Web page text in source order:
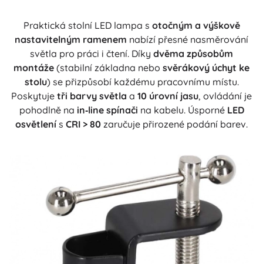
Praktická stolní LED lampa s otočným a výškově
nastavitelným ramenem nabízí přesné nasměrování
světla pro práci i čtení. Díky dvěma způsobům
montáže (stabilní základna nebo svěrákový úchyt ke
stolu) se přizpůsobí každému pracovnímu místu.
Poskytuje tři barvy světla a 10 úrovní jasu, ovládání je
pohodlně na in‑line spínači na kabelu. Úsporné LED
osvětlení s CRI > 80 zaručuje přirozené podání barev.